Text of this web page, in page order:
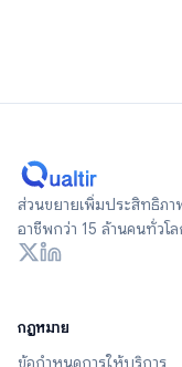
ส่วนขยายเพิ่มประสิทธิภา
อาชีพกว่า 15 ล้านคนทั่วโ
กฎหมาย
ข้อกำหนดการให้บริการ